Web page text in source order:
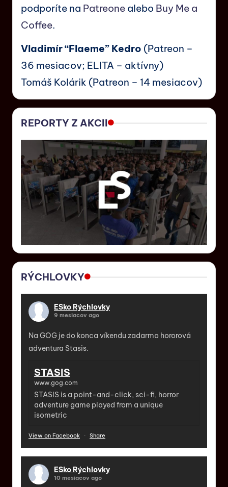
podporíte na Patreone alebo Buy Me a
Coffee.
Vladimír “Flaeme” Kedro (Patreon –
36 mesiacov; ELITA – aktívny)
Tomáš Kolárik (Patreon – 14 mesiacov)
REPORTY Z AKCII
RÝCHLOVKY
ESko Rýchlovky
9 mesiacov ago
Na GOG je do konca víkendu zadarmo hororová
adventura Stasis.
STASIS
www.gog.com
STASIS is a point-and-click, sci-fi, horror
adventure game played from a unique
isometric
View on Facebook · Share
ESko Rýchlovky
10 mesiacov ago